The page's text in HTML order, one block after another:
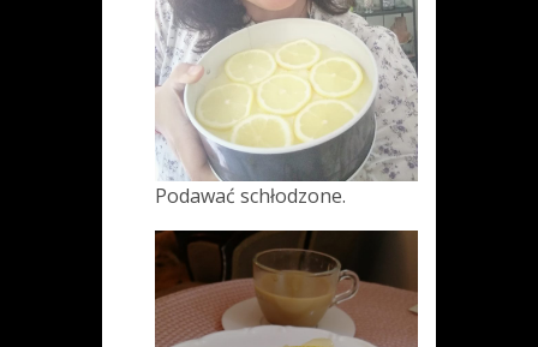
Podawać schłodzone.